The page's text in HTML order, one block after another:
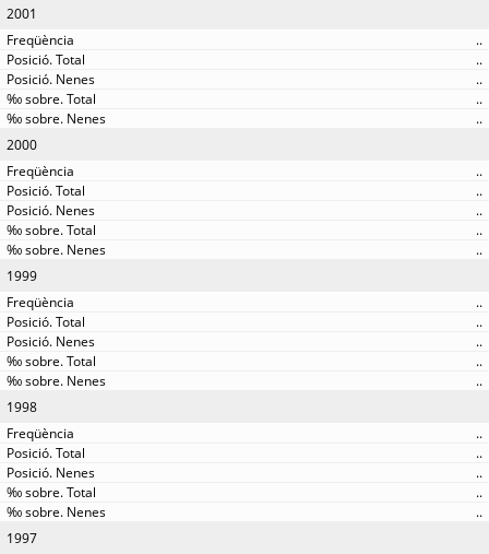
2001
..
..
..
..
..
2000
..
..
..
..
..
1999
..
..
..
..
..
1998
..
..
..
..
..
1997